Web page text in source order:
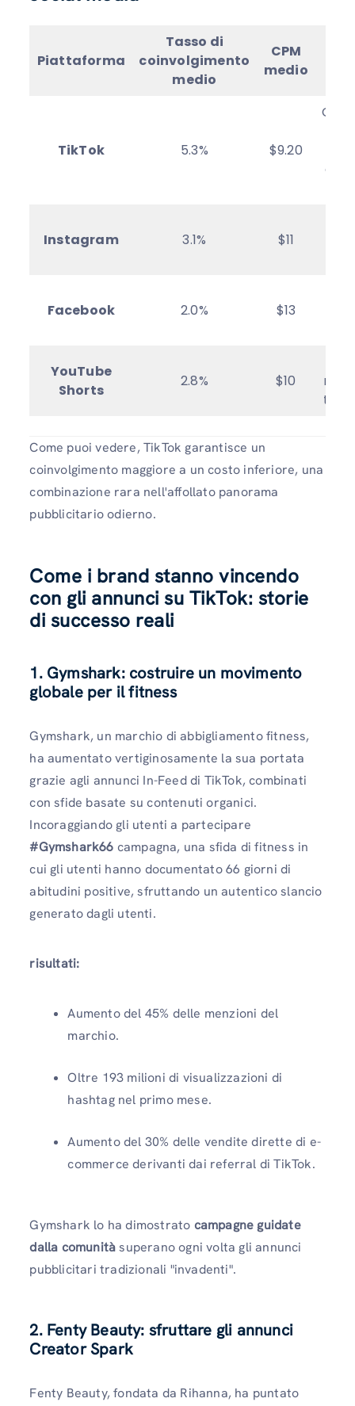
Piattaforma
Tasso di
coinvolgimento
medio
CPM
medio
TikTok 5.3% $9.20
Instagram 3.1% $11
Facebook 2.0% $13
YouTube
Shorts
2.8% $10
Come puoi vedere, TikTok garantisce un
coinvolgimento maggiore a un costo inferiore, una
combinazione rara nell'affollato panorama
pubblicitario odierno.
Come i brand stanno vincendo
con gli annunci su TikTok: storie
di successo reali
1. Gymshark: costruire un movimento
globale per il fitness
Gymshark, un marchio di abbigliamento fitness,
ha aumentato vertiginosamente la sua portata
grazie agli annunci In-Feed di TikTok, combinati
con sfide basate su contenuti organici.
Incoraggiando gli utenti a partecipare
#Gymshark66 campagna, una sfida di fitness in
cui gli utenti hanno documentato 66 giorni di
abitudini positive, sfruttando un autentico slancio
generato dagli utenti.
risultati:
Aumento del 45% delle menzioni del
marchio.
Oltre 193 milioni di visualizzazioni di
hashtag nel primo mese.
Aumento del 30% delle vendite dirette di e-
commerce derivanti dai referral di TikTok.
Gymshark lo ha dimostrato campagne guidate
dalla comunitàsuperano ogni volta gli annunci
pubblicitari tradizionali "invadenti".
2. Fenty Beauty: sfruttare gli annunci
Creator Spark
Fenty Beauty, fondata da Rihanna, ha puntato